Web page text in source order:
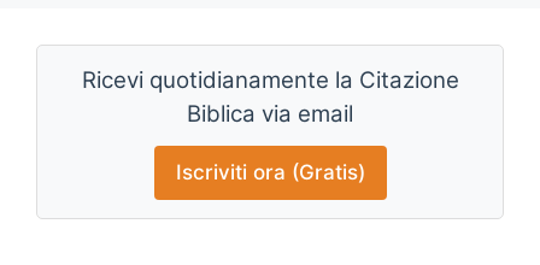
Ricevi quotidianamente la Citazione
Biblica via email
Iscriviti ora (Gratis)